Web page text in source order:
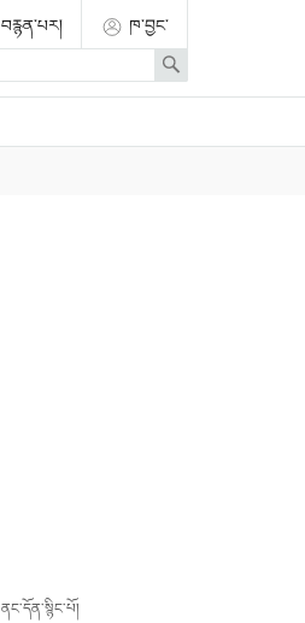
བརྙན་པར།
ཁ་བྱང་
Search
ནང་དོན་སྙིང་པོ།